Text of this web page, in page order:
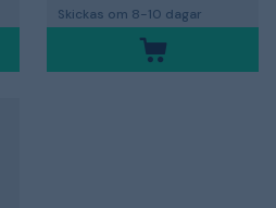
Skickas om 8-10 dagar